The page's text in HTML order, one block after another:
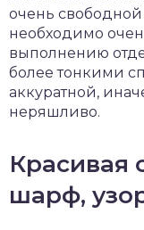
очень
необходимо
выполнению
более тонкими
аккуратной,
неряшливо.
Красивая
шарф,